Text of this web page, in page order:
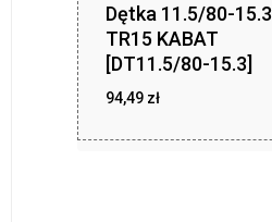
Dętka 11.5/80-15.3
TR15 KABAT
[DT11.5/80-15.3]
94,49 zł